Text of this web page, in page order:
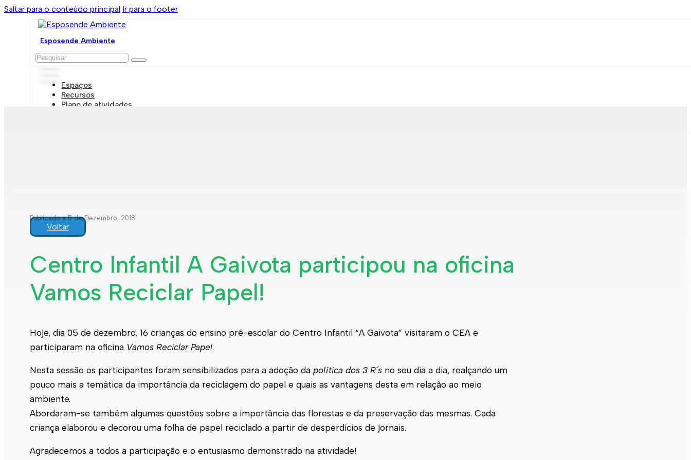
Saltar para o conteúdo principal Ir para o footer
Esposende Ambiente
Pesquisar
Espaços
Recursos
Plano de atividades
Publicado a 5 de Dezembro, 2018
Voltar
Centro Infantil A Gaivota participou na oficina
Vamos Reciclar Papel!
Hoje, dia 05 de dezembro, 16 crianças do ensino pré-escolar do Centro Infantil “A Gaivota” visitaram o CEA e
participaram na oficina Vamos Reciclar Papel.
Nesta sessão os participantes foram sensibilizados para a adoção da política dos 3 R´s no seu dia a dia, realçando um
pouco mais a temática da importância da reciclagem do papel e quais as vantagens desta em relação ao meio
ambiente.
Abordaram-se também algumas questões sobre a importância das florestas e da preservação das mesmas. Cada
criança elaborou e decorou uma folha de papel reciclado a partir de desperdícios de jornais.
Agradecemos a todos a participação e o entusiasmo demonstrado na atividade!